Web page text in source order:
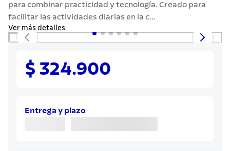
para combinar practicidad y tecnología. Creado para
facilitar las actividades diarias en la c...
Ver más detalles
$ 324.900
Entrega y plazo
5.
ollas
acero inoxidable
sartenes
cuchillo